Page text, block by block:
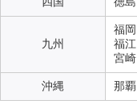
九州
福岡
福江
宮崎
沖縄 那覇